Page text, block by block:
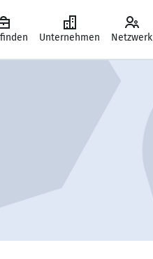
Unternehmen Netzwerk